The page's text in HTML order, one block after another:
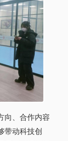
向、合作内容
带动科技创